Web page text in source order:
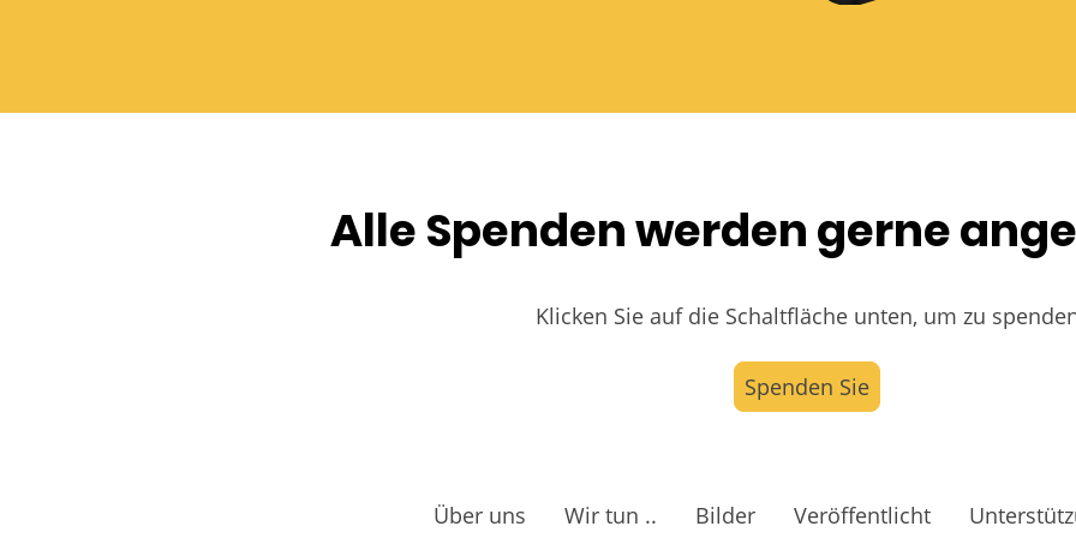
Alle Spenden werden gerne
Klicken Sie auf die Schaltfläche unten, um zu
Spenden Sie
Über uns Wir tun .. Bilder Veröffentlicht